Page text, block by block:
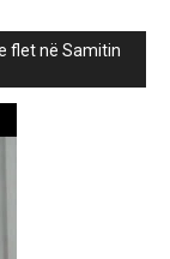
flet në Samitin